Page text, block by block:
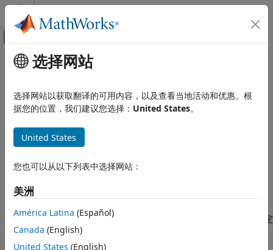
跳到内容
画布外导航菜单切换
文档主页
数据导入和分析
数据导入和导出
标准文件格式
matlab.io.fits.getNumHDUs
本页内容
语法
描述
示例
主要内容
matlab.io.fits.getNumHDUs
获取 FITS 文件中的 HDU 数
全页折叠
语法
N = matlab.io.fits.getNumHDUs(fptr)
说明
N = matlab.io.fits.getNumHDUs(fptr)
返回 FITS 文件中已完整定
义的 HDU 数量。如果刚刚将新 HDU 添加到文件中，则仅当该
HDU 已关闭或已将数据写入其中时，才会将其计算在内。此函数
选择网站
选择网站以获取翻译的可用内容，以及查看当地活动和优惠。根
据您的位置，我们建议您选择： United States。
United States
您也可以从以下列表中选择网站：
美洲
América Latina (Español)
Canada (English)
United States (English)